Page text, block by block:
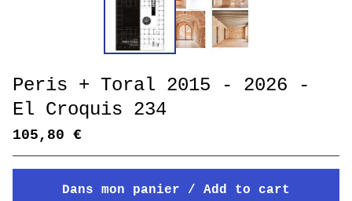
Peris + Toral 2015 - 2026 -
El Croquis 234
105,80 €
Dans mon panier / Add to cart